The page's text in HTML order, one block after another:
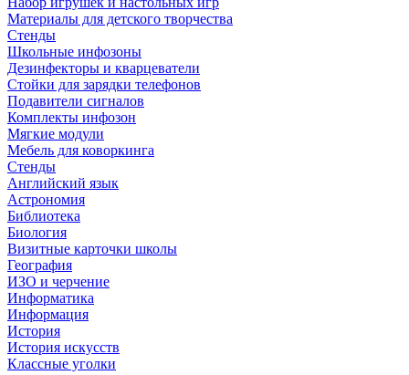
Материалы для детского творчества
Стенды
Школьные инфозоны
Дезинфекторы и кварцеватели
Стойки для зарядки телефонов
Подавители сигналов
Комплекты инфозон
Мягкие модули
Мебель для коворкинга
Стенды
Английский язык
Астрономия
Библиотека
Биология
Визитные карточки школы
География
ИЗО и черчение
Информатика
Информация
История
История искусств
Классные уголки